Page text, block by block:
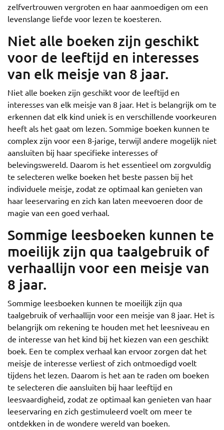
zelfvertrouwen vergroten en haar aanmoedigen om een
levenslange liefde voor lezen te koesteren.
Niet alle boeken zijn geschikt
voor de leeftijd en interesses
van elk meisje van 8 jaar.
Niet alle boeken zijn geschikt voor de leeftijd en
interesses van elk meisje van 8 jaar. Het is belangrijk om te
erkennen dat elk kind uniek is en verschillende voorkeuren
heeft als het gaat om lezen. Sommige boeken kunnen te
complex zijn voor een 8-jarige, terwijl andere mogelijk niet
aansluiten bij haar specifieke interesses of
belevingswereld. Daarom is het essentieel om zorgvuldig
te selecteren welke boeken het beste passen bij het
individuele meisje, zodat ze optimaal kan genieten van
haar leeservaring en zich kan laten meevoeren door de
magie van een goed verhaal.
Sommige leesboeken kunnen te
moeilijk zijn qua taalgebruik of
verhaallijn voor een meisje van
8 jaar.
Sommige leesboeken kunnen te moeilijk zijn qua
taalgebruik of verhaallijn voor een meisje van 8 jaar. Het is
belangrijk om rekening te houden met het leesniveau en
de interesse van het kind bij het kiezen van een geschikt
boek. Een te complex verhaal kan ervoor zorgen dat het
meisje de interesse verliest of zich ontmoedigd voelt
tijdens het lezen. Daarom is het aan te raden om boeken
te selecteren die aansluiten bij haar leeftijd en
leesvaardigheid, zodat ze optimaal kan genieten van haar
leeservaring en zich gestimuleerd voelt om meer te
ontdekken in de wondere wereld van boeken.